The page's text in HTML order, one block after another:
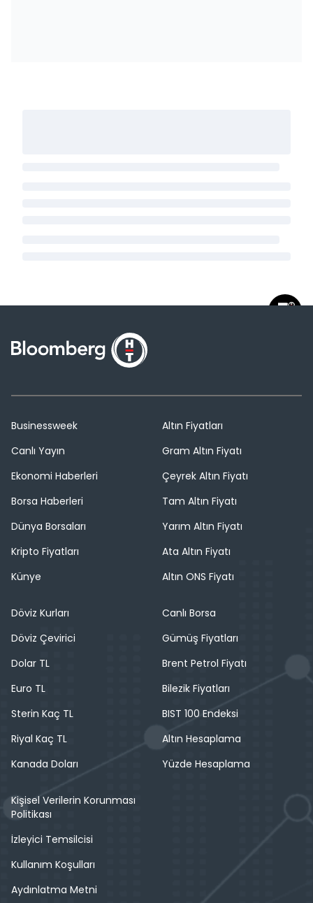
Businessweek
Canlı Yayın
Ekonomi Haberleri
Borsa Haberleri
Dünya Borsaları
Kripto Fiyatları
Künye
Altın Fiyatları
Gram Altın Fiyatı
Çeyrek Altın Fiyatı
Tam Altın Fiyatı
Yarım Altın Fiyatı
Ata Altın Fiyatı
Altın ONS Fiyatı
Döviz Kurları
Döviz Çevirici
Dolar TL
Euro TL
Sterin Kaç TL
Riyal Kaç TL
Kanada Doları
Canlı Borsa
Gümüş Fiyatları
Brent Petrol Fiyatı
Bilezik Fiyatları
BIST 100 Endeksi
Altın Hesaplama
Yüzde Hesaplama
Kişisel Verilerin Korunması
Politikası
İzleyici Temsilcisi
Kullanım Koşulları
Aydınlatma Metni